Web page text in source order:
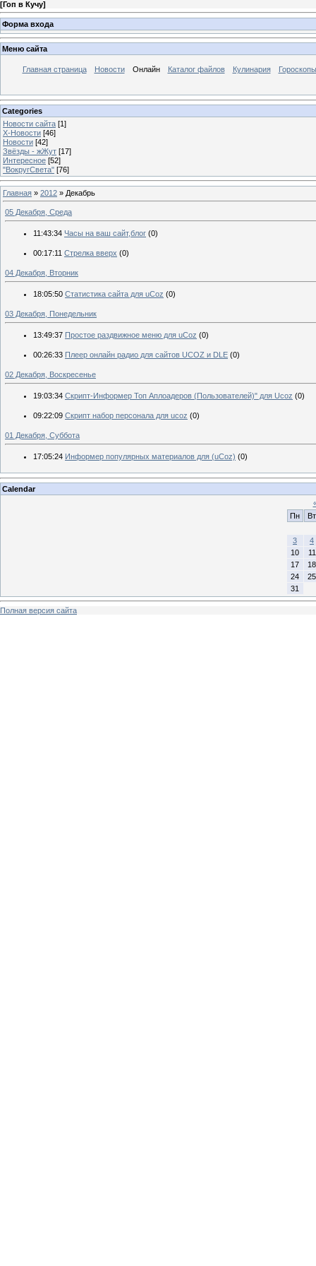
[Гоп в Кучу]
Форма входа
Меню сайта
Главная страница Новости Онлайн Каталог файлов Кулинария Гороскопы
Categories
Новости сайта [1]
Х-Новости [46]
Новости [42]
Звёзды - жЖут [17]
Интересное [52]
"ВокругСвета" [76]
Главная » 2012 » Декабрь
05 Декабря, Среда
11:43:34 Часы на ваш сайт,блог (0)
00:17:11 Стрелка вверх (0)
04 Декабря, Вторник
18:05:50 Статистика сайта для uCoz (0)
03 Декабря, Понедельник
13:49:37 Простое раздвижное меню для uCoz (0)
00:26:33 Плеер онлайн радио для сайтов UCOZ и DLE (0)
02 Декабря, Воскресенье
19:03:34 Скрипт-Информер Топ Аплоадеров (Пользователей)" для Ucoz (0)
09:22:09 Скрипт набор персонала для ucoz (0)
01 Декабря, Суббота
17:05:24 Информер популярных материалов для (uCoz) (0)
Calendar
Пн
Вт
3
4
10
11
17
18
24
25
31
Полная версия сайта